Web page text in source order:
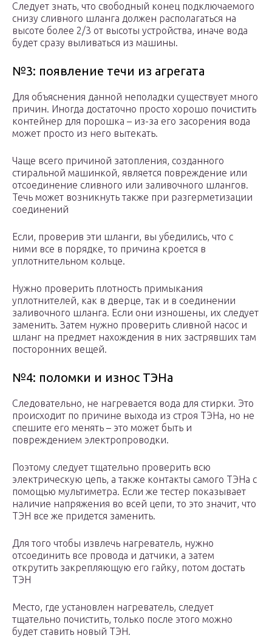
Следует знать, что свободный конец подключаемого
снизу сливного шланга должен располагаться на
высоте более 2/3 от высоты устройства, иначе вода
будет сразу выливаться из машины.
№3: появление течи из агрегата
Для объяснения данной неполадки существует много
причин. Иногда достаточно просто хорошо почистить
контейнер для порошка – из-за его засорения вода
может просто из него вытекать.
Чаще всего причиной затопления, созданного
стиральной машинкой, является повреждение или
отсоединение сливного или заливочного шлангов.
Течь может возникнуть также при разгерметизации
соединений
Если, проверив эти шланги, вы убедились, что с
ними все в порядке, то причина кроется в
уплотнительном кольце.
Нужно проверить плотность примыкания
уплотнителей, как в дверце, так и в соединении
заливочного шланга. Если они изношены, их следует
заменить. Затем нужно проверить сливной насос и
шланг на предмет нахождения в них застрявших там
посторонних вещей.
№4: поломки и износ ТЭНа
Следовательно, не нагревается вода для стирки. Это
происходит по причине выхода из строя ТЭНа, но не
спешите его менять – это может быть и
повреждением электропроводки.
Поэтому следует тщательно проверить всю
электрическую цепь, а также контакты самого ТЭНа с
помощью мультиметра. Если же тестер показывает
наличие напряжения во всей цепи, то это значит, что
ТЭН все же придется заменить.
Для того чтобы извлечь нагреватель, нужно
отсоединить все провода и датчики, а затем
открутить закрепляющую его гайку, потом достать
ТЭН
Место, где установлен нагреватель, следует
тщательно почистить, только после этого можно
будет ставить новый ТЭН.